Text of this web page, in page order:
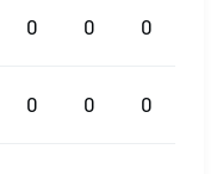
0 0 0
0 0 0